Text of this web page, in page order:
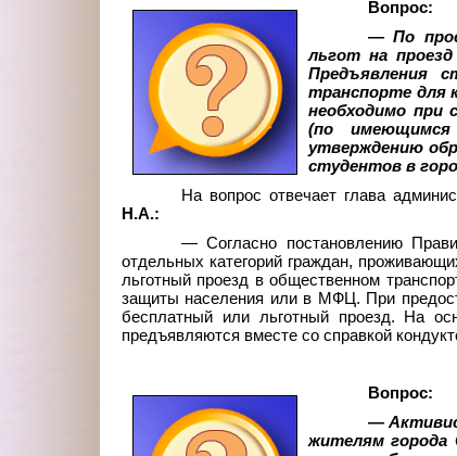
Вопрос:
— По
льгот на
Предъявления
транспорте для
необходимо при
(по имеющимся
утверждению
студентов в
На вопрос отвечает глава
Н.А.:
— Согласно постановлению
отдельных категорий граждан,
льготный проезд в общественном
защиты населения или в МФЦ. При
бесплатный или льготный проезд. На
предъявляются вместе со справкой
Вопрос:
—
жителям города